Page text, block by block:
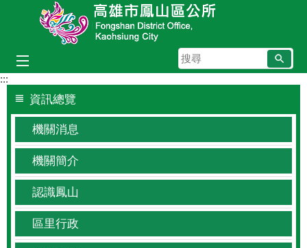
跳到主要內容區塊
搜
尋
:::
資訊總覽
機關消息
機關簡介
認識鳳山
區里行政